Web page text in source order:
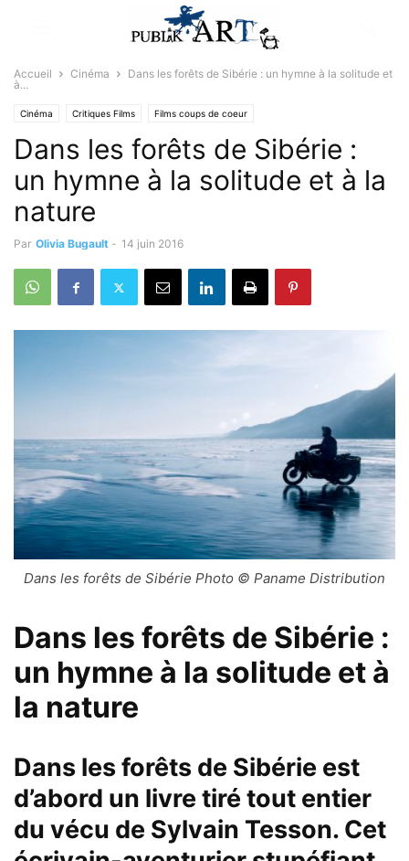
Accueil Cinéma
Dans les forêts de Sibérie : un hymne à la solitude et
à...
Cinéma Critiques Films Films coups de coeur
Sélectionné par la rédaction
Dans les forêts de Sibérie :
un hymne à la solitude et à la
nature
Par Olivia Bugault - 14 juin 2016
Dans les forêts de Sibérie Photo © Paname Distribution
Dans les forêts de Sibérie :
un hymne à la solitude et à
la nature
Dans les forêts de Sibérie est
d’abord un livre tiré tout entier
du vécu de Sylvain Tesson. Cet